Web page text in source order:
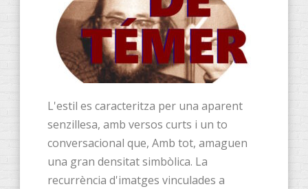
L'estil es caracteritza per una aparent
senzillesa, amb versos curts i un to
conversacional que, Amb tot, amaguen
una gran densitat simbòlica. La
recurrència d'imatges vinculades a